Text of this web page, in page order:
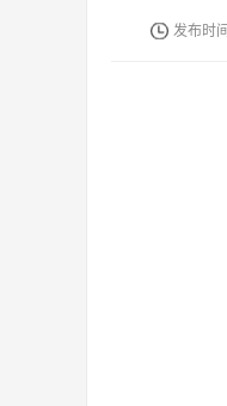
发布时